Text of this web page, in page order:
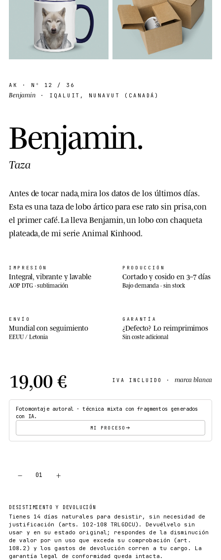
AK · Nº 12 / 36
Benjamin · IQALUIT, NUNAVUT (CANADÁ)
Benjamin.
Taza
Antes de tocar nada, mira los datos de los últimos días.
Esta es una taza de lobo ártico para ese rato sin prisa, con
el primer café. La lleva Benjamin, un lobo con chaqueta
plateada, de mi serie Animal Kinhood.
IMPRESIÓN
Integral, vibrante y lavable
AOP DTG · sublimación
PRODUCCIÓN
Cortado y cosido en 3–7 días
Bajo demanda · sin stock
ENVÍO
Mundial con seguimiento
EEUU / Letonia
GARANTÍA
¿Defecto? Lo reimprimimos
Sin coste adicional
19,00 € IVA INCLUIDO · marca blanca
Fotomontaje autoral · técnica mixta con fragmentos generados
con IA.
MI PROCESO
− 01 +
DESISTIMIENTO Y DEVOLUCIÓN
Tienes 14 días naturales para desistir, sin necesidad de
justificación (arts. 102-108 TRLGDCU). Devuélvelo sin
usar y en su estado original; respondes de la disminución
de valor por un uso que exceda su comprobación (art.
108.2) y los gastos de devolución corren a tu cargo. La
garantía legal de conformidad queda intacta.